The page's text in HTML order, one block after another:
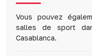
Vous pouvez
salles de sport
Casablanca.